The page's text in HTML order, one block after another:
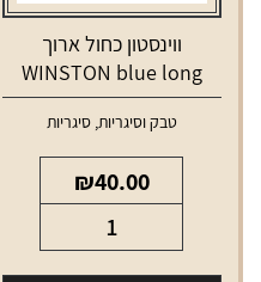
ווינסטון כחול ארוך
WINSTON blue long
טבק וסיגריות,סיגריות
₪40.00
של